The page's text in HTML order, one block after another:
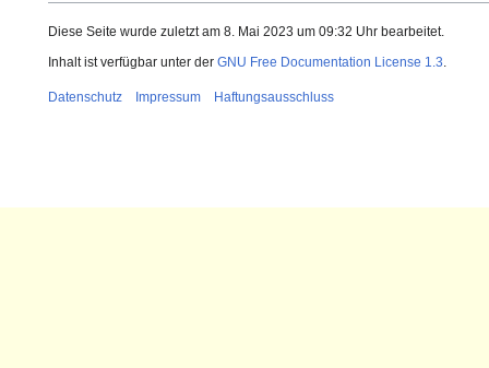
Diese Seite wurde zuletzt am 8. Mai 2023 um 09:32 Uhr bearbeitet.
Inhalt ist verfügbar unter der GNU Free Documentation License 1.3.
Datenschutz Impressum Haftungsausschluss